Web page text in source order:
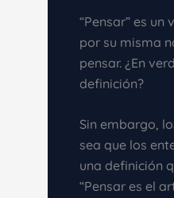
“Pensar” es
por su misma
pensar. ¿En
definición?
Sin embargo,
sea que los
una definición
“Pensar es el